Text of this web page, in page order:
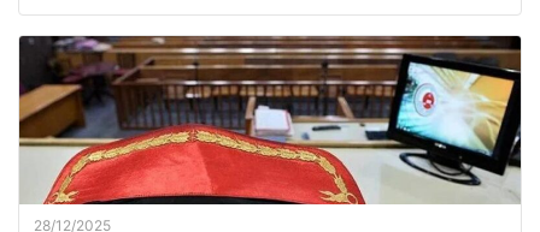
28/12/2025